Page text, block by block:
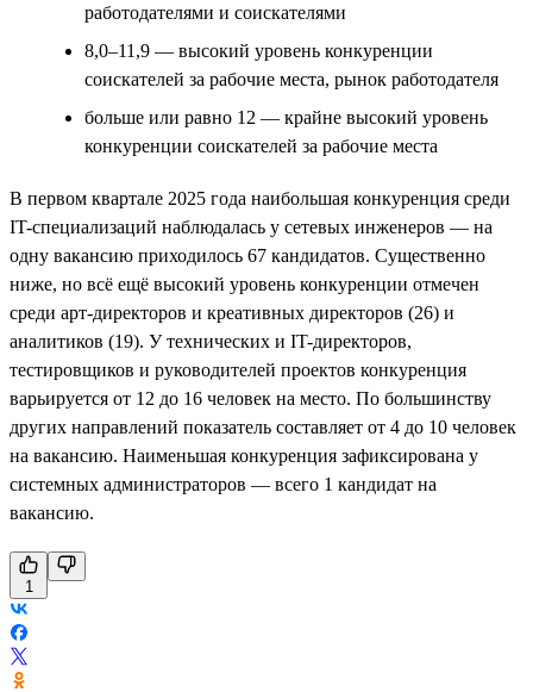
работодателями и соискателями
8,0–11,9 — высокий уровень конкуренции
соискателей за рабочие места, рынок работодателя
больше или равно 12 — крайне высокий уровень
конкуренции соискателей за рабочие места
В первом квартале 2025 года наибольшая конкуренция среди
IT-специализаций наблюдалась у сетевых инженеров — на
одну вакансию приходилось 67 кандидатов. Существенно
ниже, но всё ещё высокий уровень конкуренции отмечен
среди арт-директоров и креативных директоров (26) и
аналитиков (19). У технических и IT-директоров,
тестировщиков и руководителей проектов конкуренция
варьируется от 12 до 16 человек на место. По большинству
других направлений показатель составляет от 4 до 10 человек
на вакансию. Наименьшая конкуренция зафиксирована у
системных администраторов — всего 1 кандидат на
вакансию.
1